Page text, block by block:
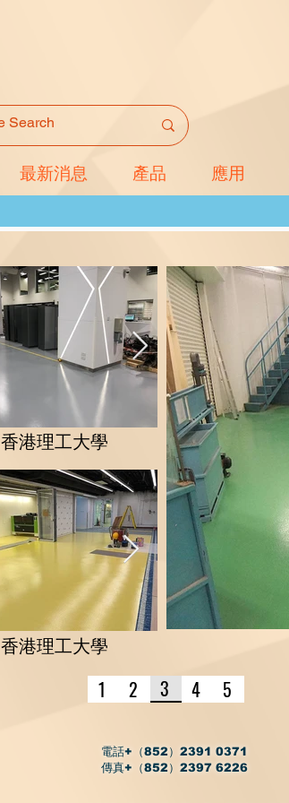
最新消息 產品 應用
香港理工大學
香港理工大學
1
2 3 4 5
電話+（852）2391 0371
傳真+（852）2397 6226